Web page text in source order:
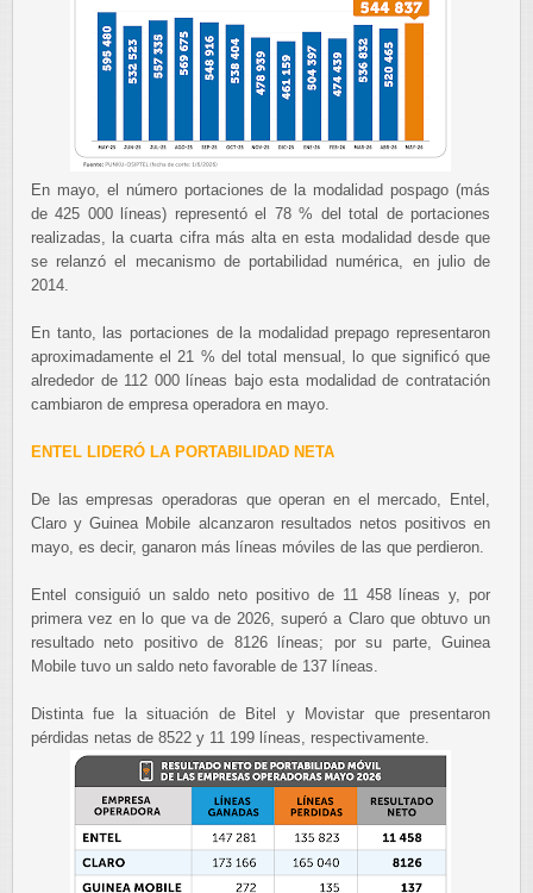
En mayo, el número portaciones de la modalidad pospago (más
de 425 000 líneas) representó el 78 % del total de portaciones
realizadas, la cuarta cifra más alta en esta modalidad desde que
se relanzó el mecanismo de portabilidad numérica, en julio de
2014.
En tanto, las portaciones de la modalidad prepago representaron
aproximadamente el 21 % del total mensual, lo que significó que
alrededor de 112 000 líneas bajo esta modalidad de contratación
cambiaron de empresa operadora en mayo.
ENTEL LIDERÓ LA PORTABILIDAD NETA
De las empresas operadoras que operan en el mercado, Entel,
Claro y Guinea Mobile alcanzaron resultados netos positivos en
mayo, es decir, ganaron más líneas móviles de las que perdieron.
Entel consiguió un saldo neto positivo de 11 458 líneas y, por
primera vez en lo que va de 2026, superó a Claro que obtuvo un
resultado neto positivo de 8126 líneas; por su parte, Guinea
Mobile tuvo un saldo neto favorable de 137 líneas.
Distinta fue la situación de Bitel y Movistar que presentaron
pérdidas netas de 8522 y 11 199 líneas, respectivamente.